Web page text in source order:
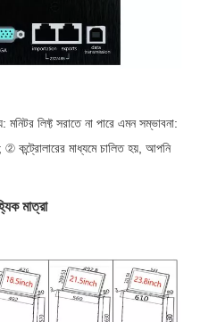
লিফ্ট সরাতে না পারে এমন সম্ভাবনা:
কন্ট্রোলারের মাধ্যমে চালিত হয়, আপনি
মাত্রা